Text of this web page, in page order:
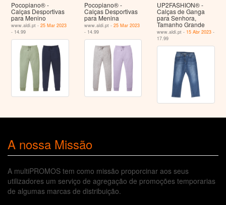
Pocopiano® -
Calças Desportivas
para Menino
www.aldi.pt -25 Mar 2023
- 14.99
Pocopiano® -
Calças Desportivas
para Menina
www.aldi.pt - 25 Mar 2023
- 14.99
UP2FASHION® -
Calças de Ganga
para Senhora,
Tamanho Grande
www.aldi.pt - 15 Abr 2023 -
17.99
A nossa Missão
A multiPROMOS tem como missão proporcinar aos seus
utilizadores um serviço de agregação de promoções temporarias
de algumas marcas de distribuição.